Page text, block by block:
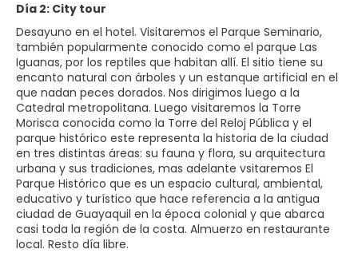
Día 2: City tour
Desayuno en el hotel. Visitaremos el Parque Seminario,
también popularmente conocido como el parque Las
Iguanas, por los reptiles que habitan allí. El sitio tiene su
encanto natural con árboles y un estanque artificial en el
que nadan peces dorados. Nos dirigimos luego a la
Catedral metropolitana. Luego visitaremos la Torre
Morisca conocida como la Torre del Reloj Pública y el
parque histórico este representa la historia de la ciudad
en tres distintas áreas: su fauna y flora, su arquitectura
urbana y sus tradiciones, mas adelante vsitaremos El
Parque Histórico que es un espacio cultural, ambiental,
educativo y turístico que hace referencia a la antigua
ciudad de Guayaquil en la época colonial y que abarca
casi toda la región de la costa. Almuerzo en restaurante
local. Resto día libre.